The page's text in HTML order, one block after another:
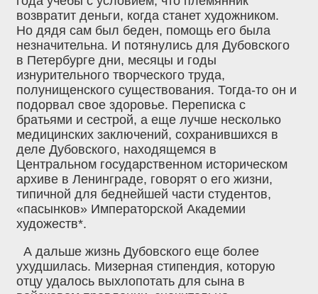
возвратит деньги, когда станет художником.
Но дядя сам был беден, помощь его была
незначительна. И потянулись для Дубовского
в Петербурге дни, месяцы и годы
изнурительного творческого труда,
полунищенского существования. Тогда-то он и
подорвал свое здоровье. Переписка с
братьями и сестрой, а еще лучше несколько
медицинских заключений, сохранившихся в
деле Дубовского, находящемся в
Центральном государственном историческом
архиве в Ленинграде, говорят о его жизни,
типичной для беднейшей части студентов,
«пасынков» Императорской Академии
художеств*.
А дальше жизнь Дубовского еще более
ухудшилась. Мизерная стипендия, которую
отцу удалось выхлопотать для сына в